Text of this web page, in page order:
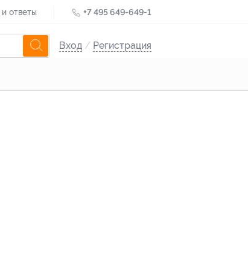
ответы +7 495 649-649-1
Вход / Регистрация